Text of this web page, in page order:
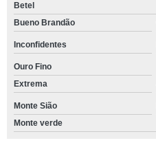
Betel
Bueno Brandão
Inconfidentes
Ouro Fino
Extrema
Monte Sião
Monte verde